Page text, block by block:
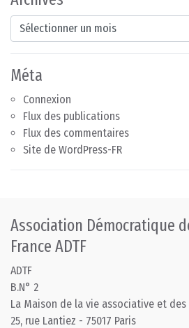
Archives
Méta
Connexion
Flux des publications
Flux des commentaires
Site de WordPress-FR
Association Démocratique
France ADTF
ADTF
B.N° 2
La Maison de la vie associative et des
25, rue Lantiez - 75017 Paris